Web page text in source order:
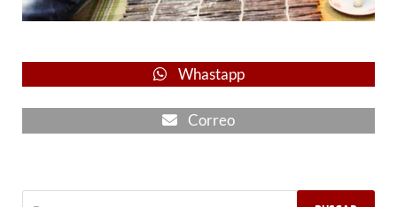
Whastapp
Correo